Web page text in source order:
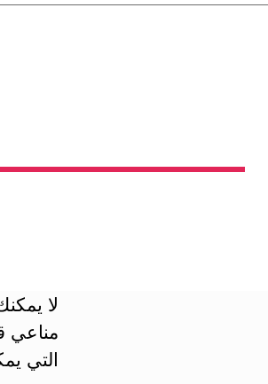
لا
مناعي
التي